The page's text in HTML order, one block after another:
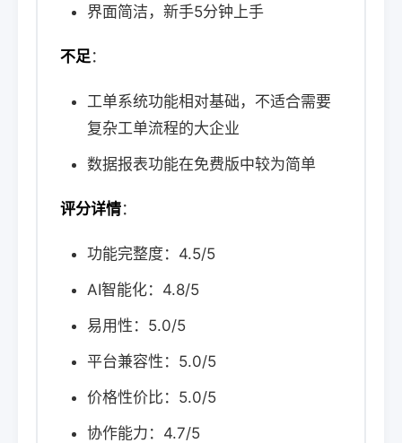
界面简洁，新手5分钟上手
不足：
工单系统功能相对基础，不适合需要
复杂工单流程的大企业
数据报表功能在免费版中较为简单
评分详情：
功能完整度：4.5/5
AI智能化：4.8/5
易用性：5.0/5
平台兼容性：5.0/5
价格性价比：5.0/5
协作能力：4.7/5